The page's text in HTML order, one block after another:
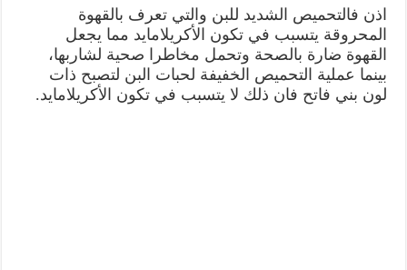
اذن فالتحميص الشديد للبن والتي تعرف بالقهوة
المحروقة يتسبب في تكون الأكريلامايد مما يجعل
القهوة ضارة بالصحة وتحمل مخاطرا صحية لشاربها،
بينما عملية التحميص الخفيفة لحبات البن لتصبح ذات
لون بني فاتح فان ذلك لا يتسبب في تكون الأكريلامايد.